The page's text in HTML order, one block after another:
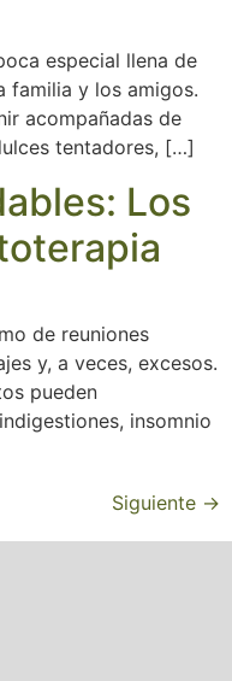
especial llena de
familia y los amigos.
acompañadas de
tentadores, […]
Los
de reuniones
y, a veces, excesos.
pueden
insomnio
Siguiente →